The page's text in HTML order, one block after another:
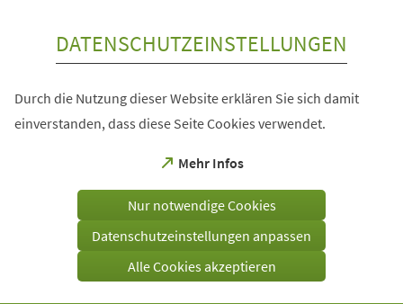
DATENSCHUTZEINSTELLUNGEN
Durch die Nutzung dieser Website erklären Sie sich damit
einverstanden, dass diese Seite Cookies verwendet.
Mehr Infos
(Öffnet
einem
Tab)
Nur notwendige Cookies
Datenschutzeinstellungen anpassen
Alle Cookies akzeptieren